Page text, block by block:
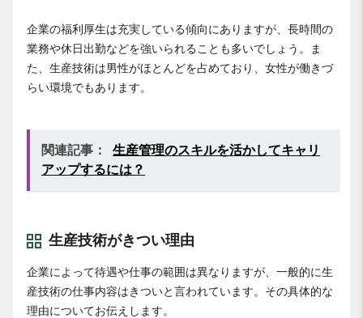
企業の福利厚生は充実している傾向にありますが、長時間の
業務や休日出勤などを強いられることも多いでしょう。ま
た、生産技術は男性がほとんどを占めており、女性が働きづ
らい環境でもあります。
関連記事：
生産管理のスキルを活かしてキャリ
アップするには？
生産技術がきつい理由
企業によって待遇や仕事の範囲は異なりますが、一般的に生
産技術の仕事内容はきついと言われています。その具体的な
理由についてお伝えします。